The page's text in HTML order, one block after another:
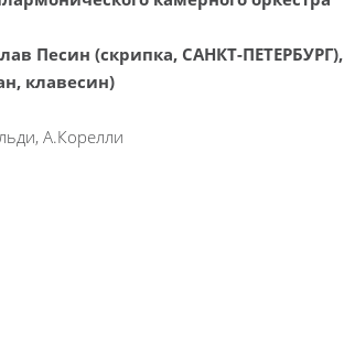
Песин (скрипка, CАНКТ-ПЕТЕРБУРГ),
клавесин)
А.Корелли